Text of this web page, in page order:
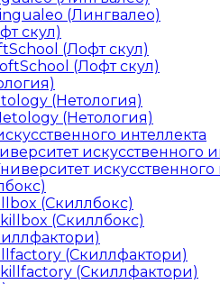
(Лингвалео)
скул)
(Лофт скул)
(Лофт скул)
(Нетология)
(Нетология)
интеллекта
искусственного
искусственного
(Скиллбокс)
(Скиллбокс)
(Скиллфактори)
(Скиллфактори)